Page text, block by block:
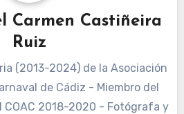
Carmen Castiñeira
Ruiz
(2013-2024) de la Asociación
de Cádiz - Miembro del
2018-2020 - Fotógrafa y